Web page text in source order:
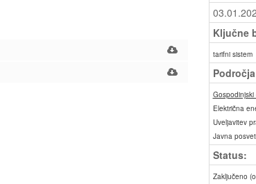
Ključne
tarifni sistem
Gospodinjski
Električna
Uveljavitev
Javna
Status:
Zaključeno